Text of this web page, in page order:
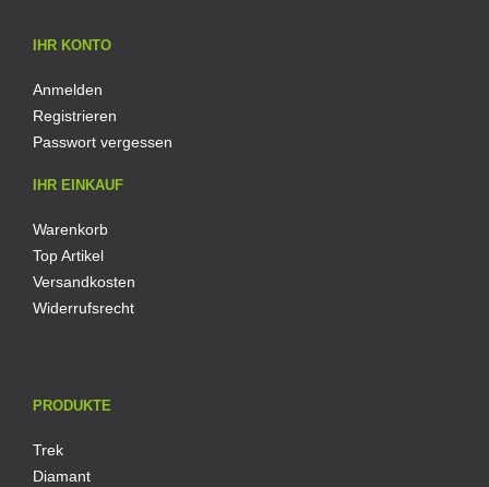
IHR KONTO
Anmelden
Registrieren
Passwort vergessen
IHR EINKAUF
Warenkorb
Top Artikel
Versandkosten
Widerrufsrecht
PRODUKTE
Trek
Diamant